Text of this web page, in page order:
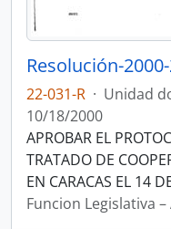
Resolución-
22-031-R · Unidad
10/18/2000
APROBAR EL
TRATADO DE
EN CARACAS EL 14
Funcion Legislativa